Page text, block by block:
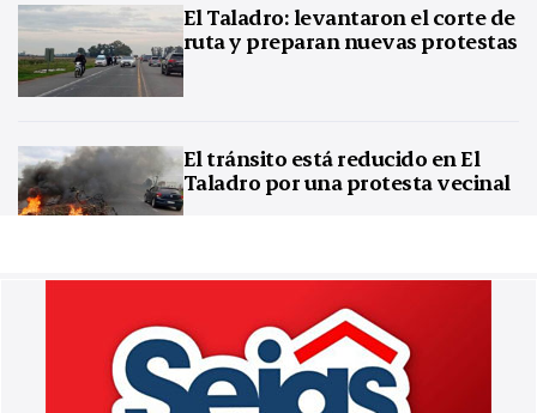
El Taladro: levantaron el corte de
ruta y preparan nuevas protestas
El tránsito está reducido en El
Taladro por una protesta vecinal